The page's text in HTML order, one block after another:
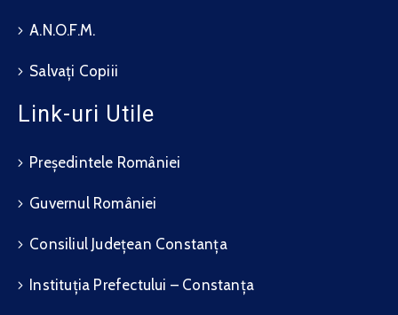
A.N.O.F.M.
Salvați Copiii
Link-uri Utile
Președintele României
Guvernul României
Consiliul Județean Constanța
Instituția Prefectului – Constanța